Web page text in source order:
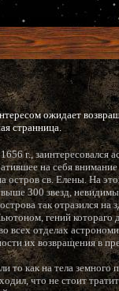
ожидает
странница.
г., заинтересовался
на себя
остров св. Елены. На
300 звезд,
так отразился
гений котораго
всех отделах
их возвращения в
то как на тела
что не стоит